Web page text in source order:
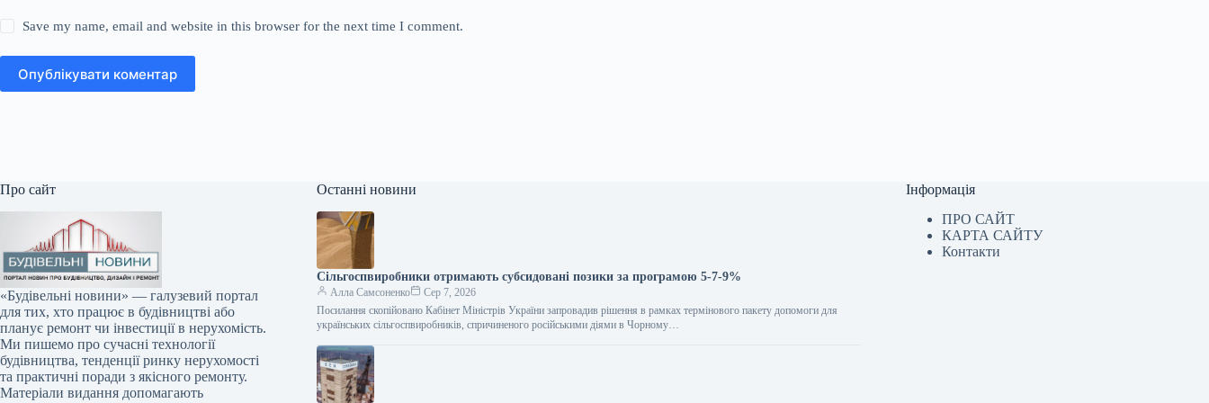
Save my name, email and website in this browser for the next time I comment.
Опублікувати коментар
Про сайт
«Будівельні новини» — галузевий портал
для тих, хто працює в будівництві або
планує ремонт чи інвестиції в нерухомість.
Ми пишемо про сучасні технології
будівництва, тенденції ринку нерухомості
та практичні поради з якісного ремонту.
Матеріали видання допомагають
Останні новини
Сільгоспвиробники отримають субсидовані позики за програмою 5-7-9%
Алла Самсоненко
Сер 7, 2026
Посилання скопійовано Кабінет Міністрів України запровадив рішення в рамках термінового пакету допомоги для
українських сільгоспвиробників, спричиненого російськими діями в Чорному…
Інформація
ПРО САЙТ
КАРТА САЙТУ
Контакти